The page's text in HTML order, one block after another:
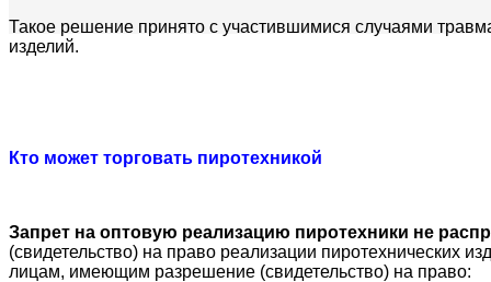
Такое решение принято с участившимися случаями
изделий.
Кто может торговать пиротехникой
Запрет на оптовую реализацию пиротехники не
(свидетельство) на право реализации пиротехнических
лицам, имеющим разрешение (свидетельство) на право: